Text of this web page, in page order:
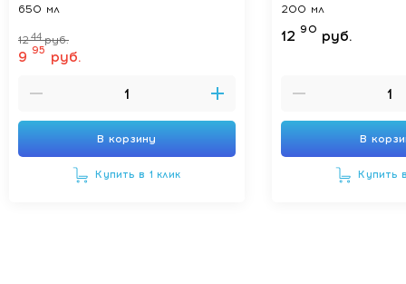
650 мл
1244 руб.
9 95 руб.
В корзину
Купить в 1 клик
200 мл
12 90 руб.
В
Купить